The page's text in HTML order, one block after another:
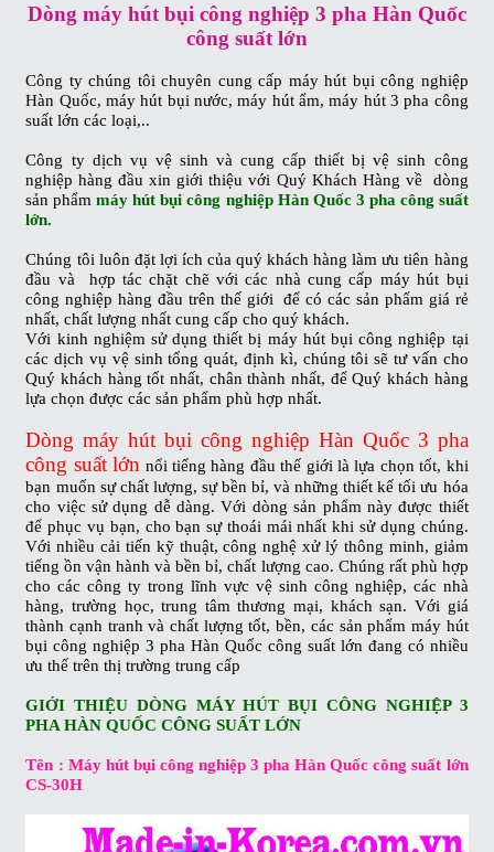
Dòng máy hút bụi công nghiệp 3 pha Hàn Quốc
công suất lớn
Công ty chúng tôi chuyên cung cấp máy hút bụi công nghiệp
Hàn Quốc, máy hút bụi nước, máy hút ẩm, máy hút 3 pha công
suất lớn các loại,..
Công ty dịch vụ vệ sinh và cung cấp thiết bị vệ sinh công
nghiệp hàng đầu xin giới thiệu với Quý Khách Hàng về dòng
sản phẩmmáy hút bụi công nghiệp Hàn Quốc 3 pha công suất
lớn.
Chúng tôi luôn đặt lợi ích của quý khách hàng làm ưu tiên hàng
đầu và hợp tác chặt chẽ với các nhà cung cấp máy hút bụi
công nghiệp hàng đầu trên thế giới để có các sản phẩm giá rẻ
nhất, chất lượng nhất cung cấp cho quý khách.
Với kinh nghiệm sử dụng thiết bị máy hút bụi công nghiệp tại
các dịch vụ vệ sinh tổng quát, định kì, chúng tôi sẽ tư vấn cho
Quý khách hàng tốt nhất, chân thành nhất, để Quý khách hàng
lựa chọn được các sản phẩm phù hợp nhất.
Dòng máy hút bụi công nghiệp Hàn Quốc 3 pha
công suất lớn nổi tiếng hàng đầu thế giới là lựa chọn tốt, khi
bạn muốn sự chất lượng, sự bền bỉ, và những thiết kế tối ưu hóa
cho việc sử dụng dễ dàng. Với dòng sản phẩm này được thiết
để phục vụ bạn, cho bạn sự thoái mái nhất khi sử dụng chúng.
Với nhiều cải tiến kỹ thuật, công nghệ xử lý thông minh, giảm
tiếng ồn vận hành và bền bỉ, chất lượng cao. Chúng rất phù hợp
cho các công ty trong lĩnh vực vệ sinh công nghiệp, các nhà
hàng, trường học, trung tâm thương mại, khách sạn. Với giá
thành cạnh tranh và chất lượng tốt, bền, các sản phẩm máy hút
bụi công nghiệp 3 pha Hàn Quốc công suất lớn đang có nhiều
ưu thế trên thị trường trung cấp
GIỚI THIỆU DÒNG MÁY HÚT BỤI CÔNG NGHIỆP 3
PHA HÀN QUỐC CÔNG SUẤT LỚN
Tên : Máy hút bụi công nghiệp 3 pha Hàn Quốc công suất lớn
CS-30H